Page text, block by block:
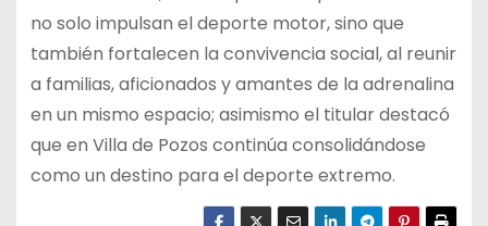
no solo impulsan el deporte motor, sino que
también fortalecen la convivencia social, al reunir
a familias, aficionados y amantes de la adrenalina
en un mismo espacio; asimismo el titular destacó
que en Villa de Pozos continúa consolidándose
como un destino para el deporte extremo.